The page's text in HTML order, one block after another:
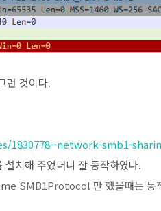
런 것이다.
network-smb1-
치해 주었더니 잘 동작하였다.
SMB1Protocol 만 했을때는 동